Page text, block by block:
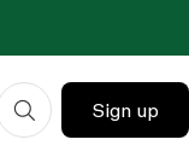
Sign up